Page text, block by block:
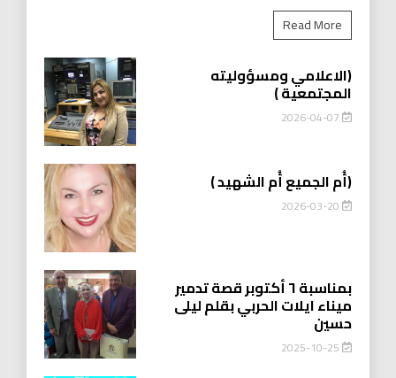
Read More
(الاعلامي ومسؤوليته
المجتمعية )
2026-04-07
(أُم الجميع أُم الشهيد )
2026-03-20
بمناسبة ٦ أكتوبر قصة تدمير
ميناء ايلات الحربي بقلم ليلى
حسين
2025-10-25